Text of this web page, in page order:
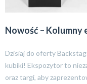
Nowość – Kolumny
Dzisiaj do oferty
kubiki! Ekspozytor to
oraz targi, aby